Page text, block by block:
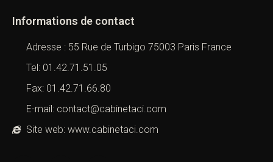
Informations de contact
Adresse : 55 Rue de Turbigo 75003 Paris France
Tel: 01.42.71.51.05
Fax: 01.42.71.66.80
E-mail: contact@cabinetaci.com
Site web: www.cabinetaci.com